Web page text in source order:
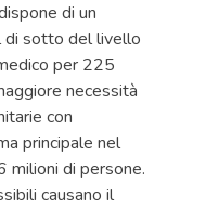
di un
di sotto del livello
per 225
necessità
con
principale nel
milioni di persone.
causano il